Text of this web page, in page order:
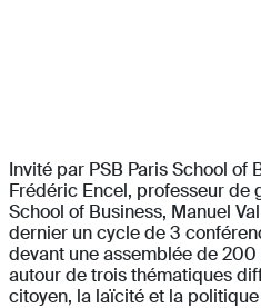
Invité par PSB Paris School of
Frédéric Encel, professeur de
School of Business, Manuel
dernier un cycle de 3
devant une assemblée de
autour de trois thématiques
citoyen, la laïcité et la